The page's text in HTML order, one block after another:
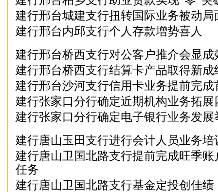
建行邢台城建支行扭转国际业务被动局
建行邢台内邱支行个人存款增势喜人
建行邢台桥西支行对公客户推介会显成
建行邢台桥西支行结算卡产品取得新成
建行邢台沙河支行信用卡业务提前完成
建行张家口分行确定近期机构业务拓展
建行张家口分行确定电子银行业务发展
建行唐山玉田支行进行会计人员业务培
建行唐山卫国北路支行提前完成旺季账
任务
建行唐山卫国北路支行基金定投创佳绩